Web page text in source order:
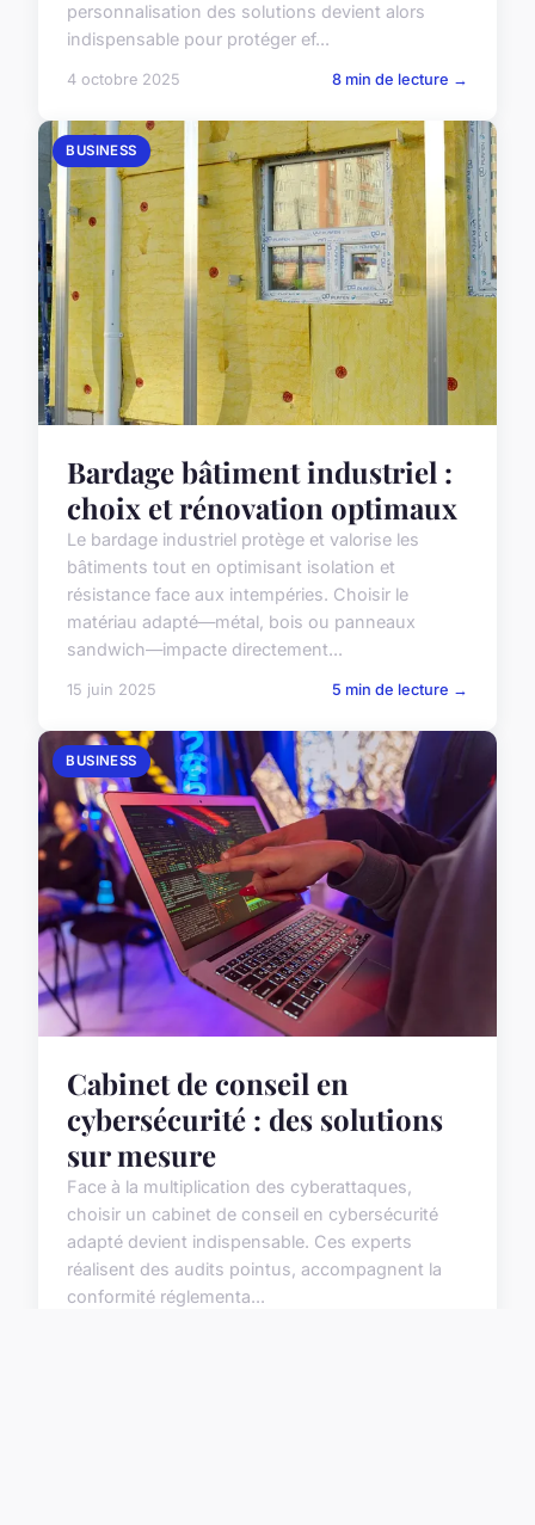
personnalisation des solutions devient alors
indispensable pour protéger ef...
4 octobre 2025 8 min de lecture →
BUSINESS
Bardage bâtiment industriel :
choix et rénovation optimaux
Le bardage industriel protège et valorise les
bâtiments tout en optimisant isolation et
résistance face aux intempéries. Choisir le
matériau adapté—métal, bois ou panneaux
sandwich—impacte directement...
15 juin 2025 5 min de lecture →
BUSINESS
Cabinet de conseil en
cybersécurité : des solutions
sur mesure
Face à la multiplication des cyberattaques,
choisir un cabinet de conseil en cybersécurité
adapté devient indispensable. Ces experts
réalisent des audits pointus, accompagnent la
conformité réglementa...